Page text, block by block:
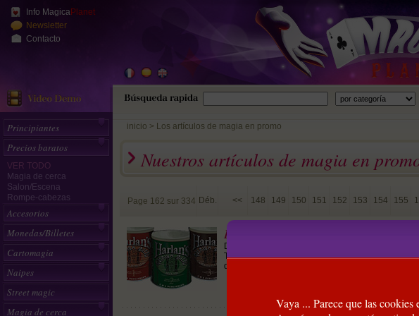
Info MagicaPlanet
Newsletter
Contacto
Principiantes
Precios baratos
VER TODO
Magia de cerca
Salon/Escena
Rompe-cabezas
Accesorios
Monedas/Billetes
Cartomagia
Naipes
Street magic
Magia de cerca
inicio > Los artículos de magia en promo
Nuestros artículos de magia en
Page 162 sur 334 Déb. << 148 149 150 151 152 153 154 155
DVD Harlan Premium Blend (Vol.2)
Desde las altas y fértiles tierras de las montañas
Tahoe) en California, llega una de las
de cerca de alta calidad.
Vaya ... Parece que las cookies